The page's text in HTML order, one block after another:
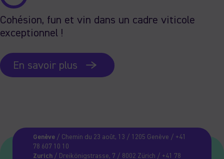
Cohésion, fun et vin dans un cadre viticole
exceptionnel !
En savoir plus
Genève/ Chemin du 23 août, 13 / 1205 Genève / +41
78 607 10 10
Zurich/ Dreikönigstrasse, 7 / 8002 Zürich / +41 78